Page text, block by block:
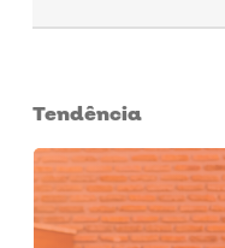
Tendência